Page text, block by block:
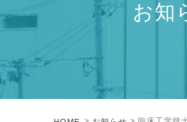
お知